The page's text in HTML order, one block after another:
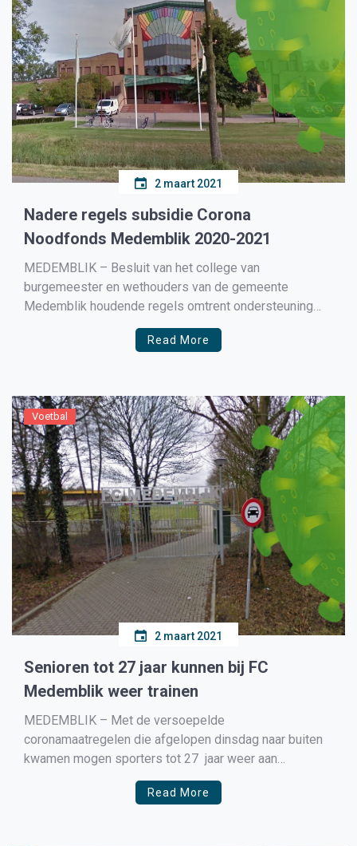
2 maart 2021
Nadere regels subsidie Corona
Noodfonds Medemblik 2020-2021
MEDEMBLIK – Besluit van het college van
burgemeester en wethouders van de gemeente
Medemblik houdende regels omtrent ondersteuning
aan maatschappelijke voorzieningen die getroffen zijn
door de coronacrisis (Nadere regels subsidie Corona
Medemblik; gelet op het bepaalde in artikel […]
Read More
Voetbal
2 maart 2021
Senioren tot 27 jaar kunnen bij FC
Medemblik weer trainen
MEDEMBLIK – Met de versoepelde
coronamaatregelen die afgelopen dinsdag naar buiten
kwamen mogen sporters tot 27 jaar weer aan
buitensporten doen. Zo ook bij FC Medemblik waar
aanstaande donderdag 4 maart de trainingen weer
Read More